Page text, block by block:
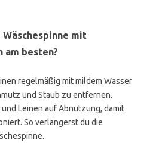
mit
am besten?
regelmäßig mit mildem Wasser
und Staub zu entfernen.
Leinen auf Abnutzung, damit
So verlängerst du die